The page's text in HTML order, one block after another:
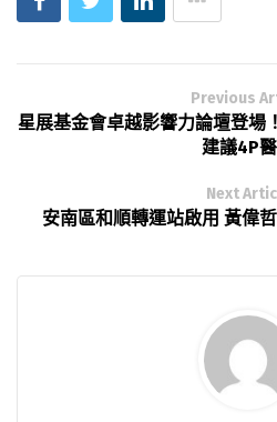
Previous
星展基金會卓越影響力論壇登
建議4P
Next
安南區和順轉運站啟用 黃偉